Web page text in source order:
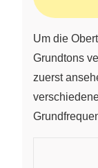
Um die
Grundtons
zuerst